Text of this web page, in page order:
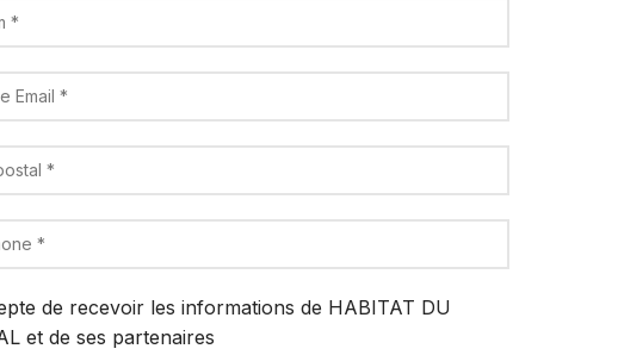
de recevoir les informations de HABITAT DU
et de ses partenaires